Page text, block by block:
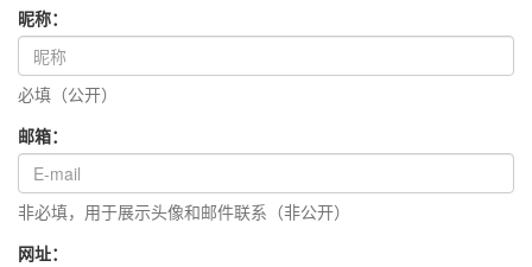
昵称：
必填（公开）
邮箱：
非必填，用于展示头像和邮件联系（非公开）
网址：